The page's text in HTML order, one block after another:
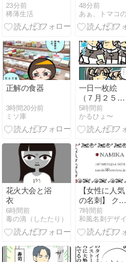
してます
23分前
稀薄生活
の話シリーズ
48分前
正解の食器
3時間20分前
ミソ庫
一日一枚絵
（７月２５日
分）
5時間前
かるひょ〜
花火大会と浴
衣
6時間前
毒の滴（したたり）
【女性に人気
の名刺】 クー
ルな女性向
け。赤×黒の
薔薇柄フレー
7時間前